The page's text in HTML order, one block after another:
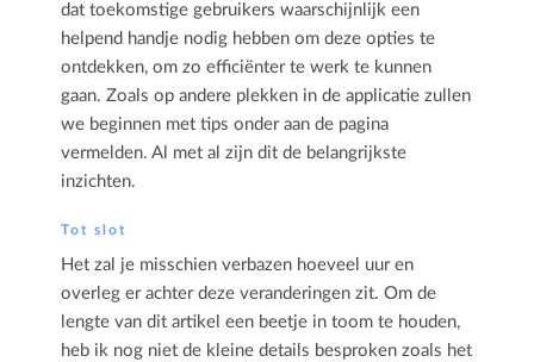
dat toekomstige gebruikers waarschijnlijk een
helpend handje nodig hebben om deze opties te
ontdekken, om zo efficiënter te werk te kunnen
gaan. Zoals op andere plekken in de applicatie zullen
we beginnen met tips onder aan de pagina
vermelden. Al met al zijn dit de belangrijkste
inzichten.
Tot slot
Het zal je misschien verbazen hoeveel uur en
overleg er achter deze veranderingen zit. Om de
lengte van dit artikel een beetje in toom te houden,
heb ik nog niet de kleine details besproken zoals het